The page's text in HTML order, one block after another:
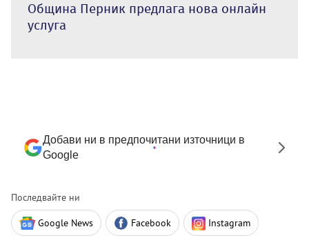
Община Перник предлага нова онлайн
услуга
Добави ни в предпочитани източници в
Google
Последвайте ни
Google News Facebook Instagram